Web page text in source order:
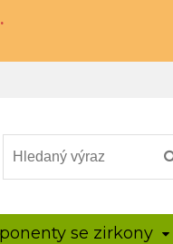
se zirkony